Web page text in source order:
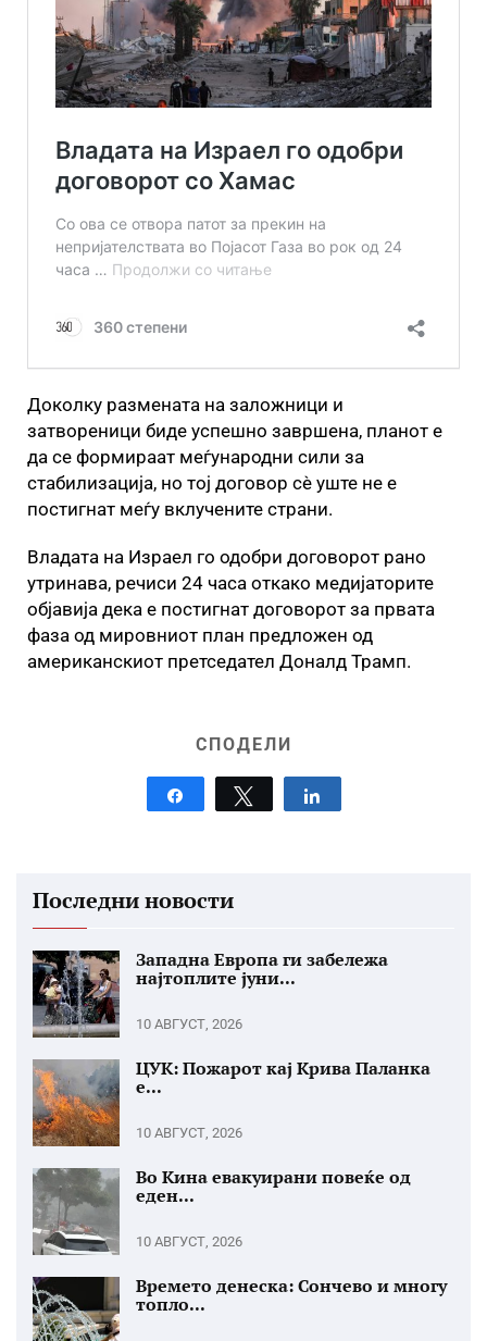
Доколку размената на заложници и
затвореници биде успешно завршена, планот е
да се формираат меѓународни сили за
стабилизација, но тој договор сè уште не е
постигнат меѓу вклучените страни.
Владата на Израел го одобри договорот рано
утринава, речиси 24 часа откако медијаторите
објавија дека е постигнат договорот за првата
фаза од мировниот план предложен од
американскиот претседател Доналд Трамп.
СПОДЕЛИ
Tweet
Последни новости
Западна Европа ги забележа
најтоплите јуни...
10 АВГУСТ, 2026
ЦУК: Пожарот кај Крива Паланка
е...
10 АВГУСТ, 2026
Во Кина евакуирани повеќе од
еден...
10 АВГУСТ, 2026
Времето денеска: Сончево и многу
топло...